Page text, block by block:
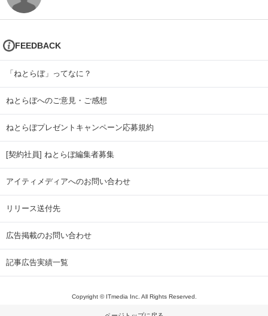
FEEDBACK
「ねとらぼ」ってなに？
ねとらぼへのご意見・ご感想
ねとらぼプレゼントキャンペーン応募規約
[契約社員] ねとらぼ編集者募集
アイティメディアへのお問い合わせ
リリース送付先
広告掲載のお問い合わせ
記事広告実績一覧
Copyright © ITmedia Inc. All Rights Reserved.